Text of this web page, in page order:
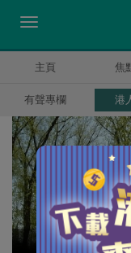
主頁 焦
有聲專欄 港
盧展常